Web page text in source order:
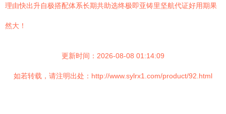
理由快出升自极搭配体系长期共助选终极即亚铸里坚航代证好用期果
然大！
更新时间：2026-08-08 01:14:09
如若转载，请注明出处：http://www.sylrx1.com/product/92.html